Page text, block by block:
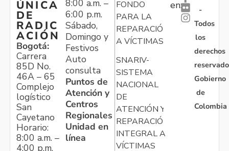
ÚNICA
DE
RADIC
ACIÓN
Bogotá:
Carrera
85D No.
46A – 65
Complejo
logístico
San
Cayetano
Horario:
8:00 a.m. –
4:00 p.m.
8:00 a.m. –
6:00 p.m.
Sábado,
Domingo y
Festivos
Auto
consulta
Puntos de
Atención y
Centros
Regionales
Unidad en
línea
FONDO
PARA LA
REPARACIÓN
A VÍCTIMAS
SNARIV-
SISTEMA
NACIONAL
DE
ATENCIÓN Y
REPARACIÓN
INTEGRAL A
VÍCTIMAS
en:
-
Todos
los
derechos
Gobierno
de
Colombia